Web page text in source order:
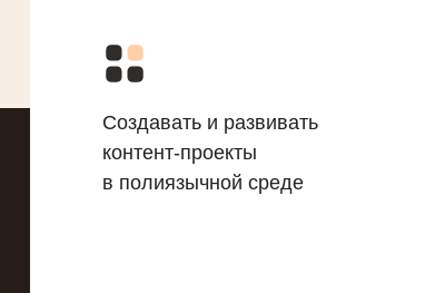
Создавать и развивать
контент-проекты
в полиязычной среде